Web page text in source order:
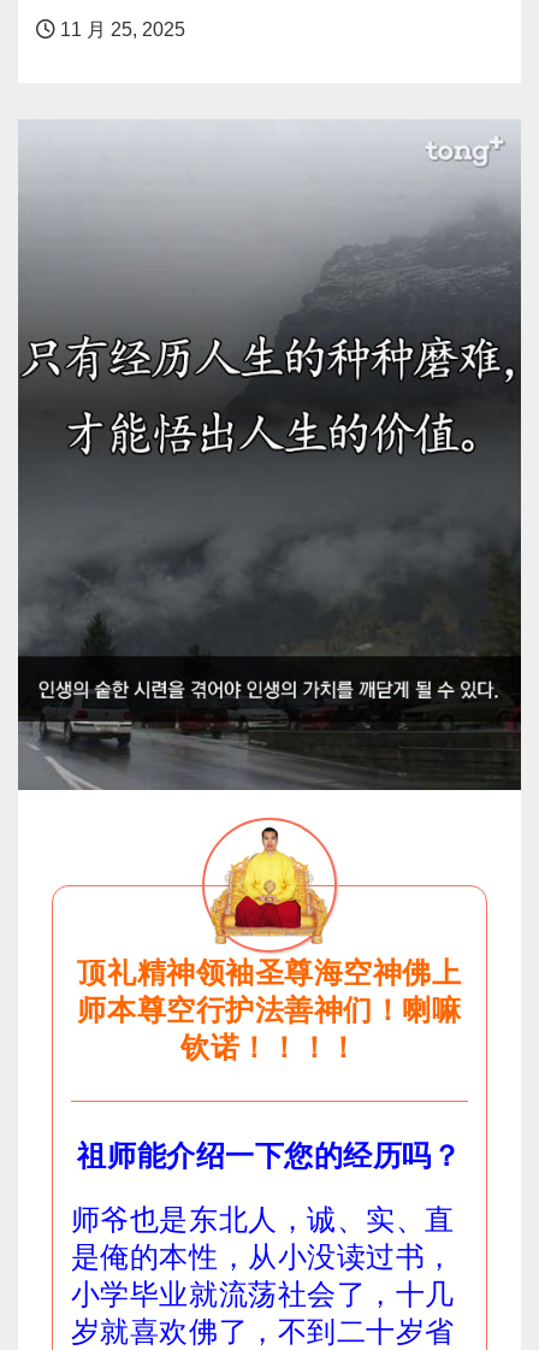
11 月 25, 2025
顶礼精神领袖圣尊海空神佛上
师本尊空行护法善神们！喇嘛
钦诺！！！！
祖师能介绍一下您的经历吗？
师爷也是东北人，诚、实、直
是俺的本性，从小没读过书，
小学毕业就流荡社会了，十几
岁就喜欢佛了，不到二十岁省